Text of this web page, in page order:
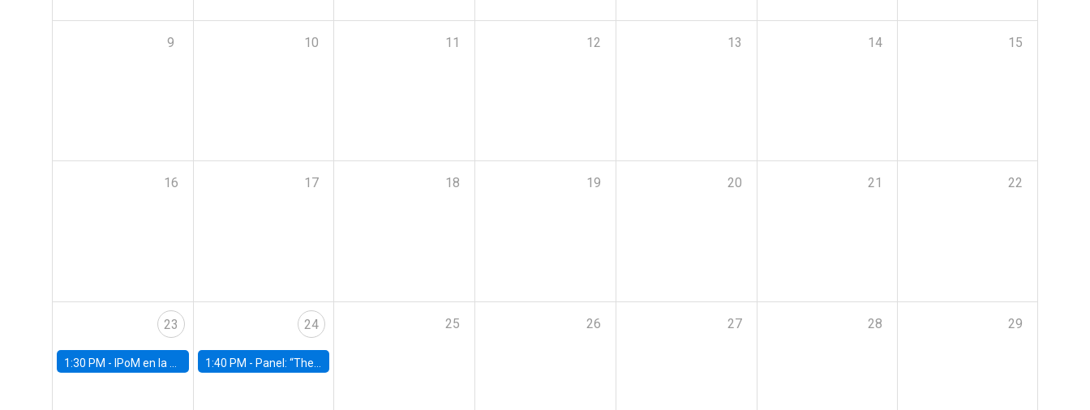
9 10 11 12 13 14 15
16 17 18 19 20 21 22
23
1:30 PM - IPoM en la Facultad
24
1:40 PM - Panel: “The Economic Burden of Mental Health in Children and Adolescents: Why Expanding Access Matters”
25 26 27 28 29